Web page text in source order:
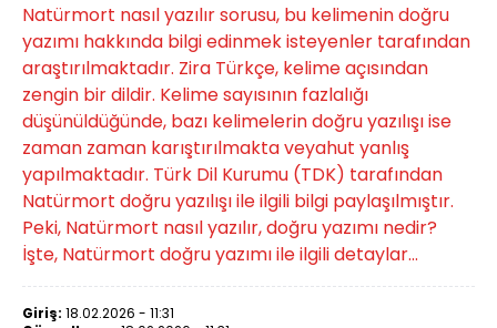
Natürmort nasıl yazılır sorusu, bu kelimenin doğru
yazımı hakkında bilgi edinmek isteyenler tarafından
araştırılmaktadır. Zira Türkçe, kelime açısından
zengin bir dildir. Kelime sayısının fazlalığı
düşünüldüğünde, bazı kelimelerin doğru yazılışı ise
zaman zaman karıştırılmakta veyahut yanlış
yapılmaktadır. Türk Dil Kurumu (TDK) tarafından
Natürmort doğru yazılışı ile ilgili bilgi paylaşılmıştır.
Peki, Natürmort nasıl yazılır, doğru yazımı nedir?
İşte, Natürmort doğru yazımı ile ilgili detaylar...
Giriş: 18.02.2026 - 11:31